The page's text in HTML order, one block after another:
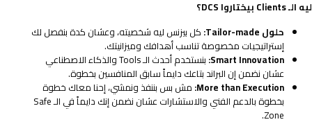
ليه الـ Clients بيختاروا DCS؟
حلول Tailor-made:
كل بيزنس ليه شخصيته، وعشان كدة بنفصل لك
إستراتيجيات مخصوصة تناسب أهدافك وميزانيتك.
Smart Innovation:
بنستخدم أحدث الـ Tools والذكاء الاصطناعي
عشان نضمن إن البراند بتاعك دايماً سابق المنافسين بخطوة.
More than Execution: مش بس بننفذ ونمشي، إحنا معاك خطوة
بخطوة بالدعم الفني والاستشارات عشان نضمن إنك دايماً في الـ Safe
Zone.